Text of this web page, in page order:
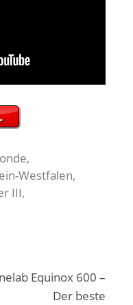
Westfalen,
III,
Equinox 600 –
Der beste